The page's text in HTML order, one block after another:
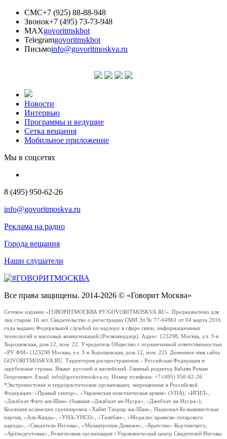
СМС+7 (925) 88-88-948
Звонок+7 (495) 73-73-948
MAXgovoritmskbot
Telegramgovoritmskbot
Письмоinfo@govoritmoskva.ru
Новости
Интервью
Программы и ведущие
Сетка вещания
Мобильное приложение
Мы в соцсетях
8 (495) 950-62-26
info@govoritmoskva.ru
Реклама на радио
Города вещания
Наши слушатели
Все права защищены. 2014-2026 © «Говорит Москва»
Сетевое издание «ГОВОРИТМОСКВА.РУ/GOVORITMOSKVA.RU». Предназначено для
лиц старше 16 лет. Свидетельство о регистрации СМИ Эл № 77-64961 от 04 марта 2016
года выдано Федеральной службой по надзору в сфере связи, информационных
технологий и массовых коммуникаций (Роскомнадзор). Адрес: 123298, Москва, ул. 3-я
Хорошевская, дом 12, пом. 22. Учредитель Общество с ограниченной ответственностью
«РУ ФМ» (123298 Москва, ул. 3-я Хорошевская, дом 12, пом. 22). Доменное имя сайта
GOVORITMOSKVA.RU. Территория распространения – Российская Федерация и
зарубежные страны. Языки: русский и английский. Главный редактор Бабаян Роман
Георгиевич. Email: info@govoritmoskva.ru. Номер телефона: +7 (495) 950-62-26
*Экстремистские и террористические организации, запрещенные в Российской
Федерации: «Правый сектор», «Украинская повстанческая армия» (УПА), «ИГИЛ»,
«Джабхат Фатх аш-Шам» (бывшая «Джабхат ан-Нусра», «Джебхат ан-Нусра»),
Коалиция исламских группировок «Хайят Тахрир аш-Шам», Национал-Большевистская
партия, «Аль-Каида», «УНА-УНСО», «Талибан», «Меджлис крымско-татарского
народа», «Свидетели Иеговы», «Мизантропик Дивижн», «Братство» Корчинского,
«Артподготовка», Религиозная организация «Управленческий центр Свидетелей Иеговы